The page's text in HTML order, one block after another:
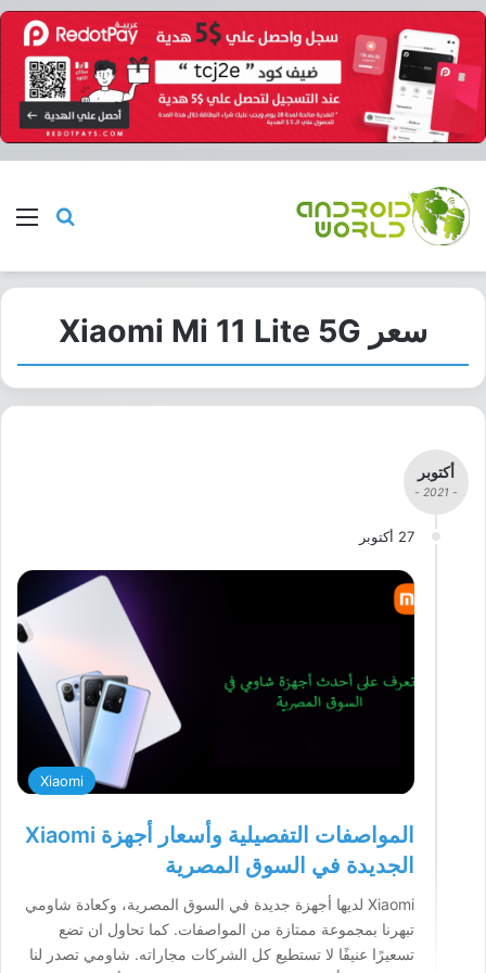
بحث
سعر Xiaomi Mi 11 Lite 5G
أكتوبر
- 2021 -
27 أكتوبر
Xiaomi
المواصفات التفصيلية وأسعار أجهزة Xiaomi
الجديدة في السوق المصرية
Xiaomi لديها أجهزة جديدة في السوق المصرية، وكعادة شاومي
تبهرنا بمجموعة ممتازة من المواصفات. كما تحاول ان تضع
تسعيرًا عنيفًا لا تستطيع كل الشركات مجاراته. شاومي تصدر لنا